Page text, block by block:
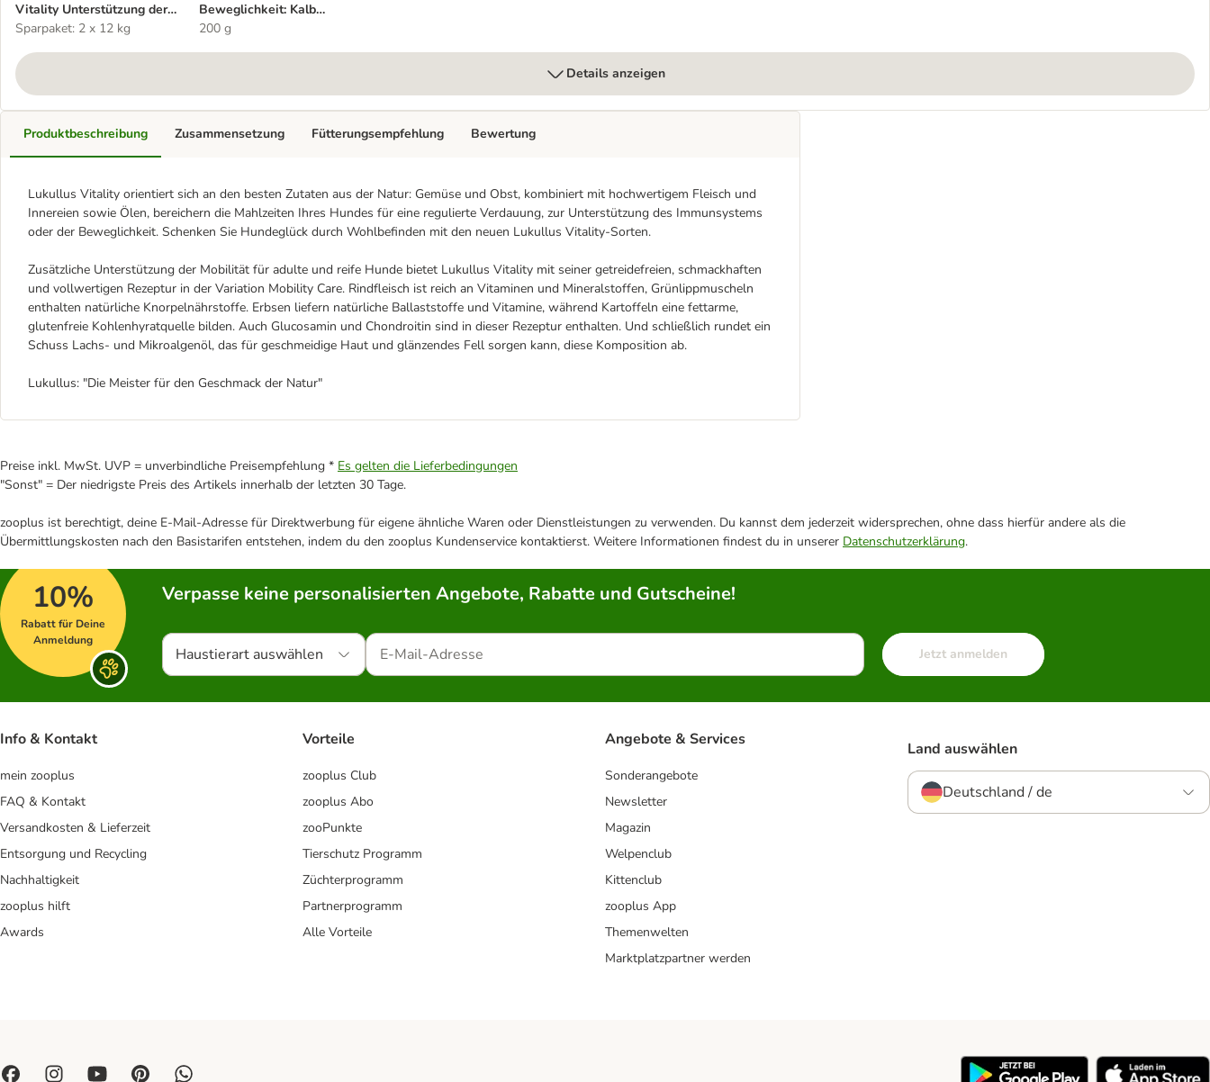
Vitality Unterstützung der
Beweglichkeit: Rind
Sparpaket: 2 x 12 kg
Beweglichkeit: Kalb
(getreidefrei)
200 g
Details anzeigen
Produktbeschreibung
Lukullus Vitality orientiert sich an den besten Zutaten aus der Natur: Gemüse und Obst, kombiniert mit hochwertigem Fleisch und
Innereien sowie Ölen, bereichern die Mahlzeiten Ihres Hundes für eine regulierte Verdauung, zur Unterstützung des Immunsystems
oder der Beweglichkeit. Schenken Sie Hundeglück durch Wohlbefinden mit den neuen Lukullus Vitality-Sorten.
Zusätzliche Unterstützung der Mobilität für adulte und reife Hunde bietet Lukullus Vitality mit seiner getreidefreien, schmackhaften
und vollwertigen Rezeptur in der Variation Mobility Care. Rindfleisch ist reich an Vitaminen und Mineralstoffen, Grünlippmuscheln
enthalten natürliche Knorpelnährstoffe. Erbsen liefern natürliche Ballaststoffe und Vitamine, während Kartoffeln eine fettarme,
glutenfreie Kohlenhyratquelle bilden. Auch Glucosamin und Chondroitin sind in dieser Rezeptur enthalten. Und schließlich rundet ein
Schuss Lachs- und Mikroalgenöl, das für geschmeidige Haut und glänzendes Fell sorgen kann, diese Komposition ab.
Lukullus: "Die Meister für den Geschmack der Natur"
Zusammensetzung Fütterungsempfehlung Bewertung
Preise inkl. MwSt. UVP = unverbindliche Preisempfehlung * Es gelten die Lieferbedingungen
"Sonst" = Der niedrigste Preis des Artikels innerhalb der letzten 30 Tage.
zooplus ist berechtigt, deine E-Mail-Adresse für Direktwerbung für eigene ähnliche Waren oder Dienstleistungen zu verwenden. Du kannst dem jederzeit widersprechen, ohne dass hierfür andere als die
Übermittlungskosten nach den Basistarifen entstehen, indem du den zooplus Kundenservice kontaktierst. Weitere Informationen findest du in unserer Datenschutzerklärung.
10%
Rabatt für Deine
Anmeldung
Verpasse keine personalisierten Angebote, Rabatte und Gutscheine!
Haustierart auswählen Jetzt anmelden
Info & Kontakt
mein zooplus
FAQ & Kontakt
Versandkosten & Lieferzeit
Entsorgung und Recycling
Nachhaltigkeit
zooplus hilft
Awards
Vorteile
zooplus Club
zooplus Abo
zooPunkte
Tierschutz Programm
Züchterprogramm
Partnerprogramm
Alle Vorteile
Angebote & Services
Sonderangebote
Newsletter
Magazin
Welpenclub
Kittenclub
zooplus App
Themenwelten
Marktplatzpartner werden
Land auswählen
Deutschland / de